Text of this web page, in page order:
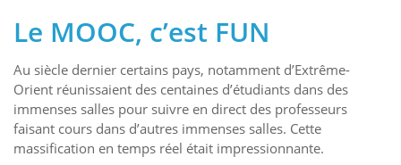
Le MOOC, c’est FUN
Au siècle dernier certains pays, notamment d’Extrême-
Orient réunissaient des centaines d’étudiants dans des
immenses salles pour suivre en direct des professeurs
faisant cours dans d’autres immenses salles. Cette
massification en temps réel était impressionnante.